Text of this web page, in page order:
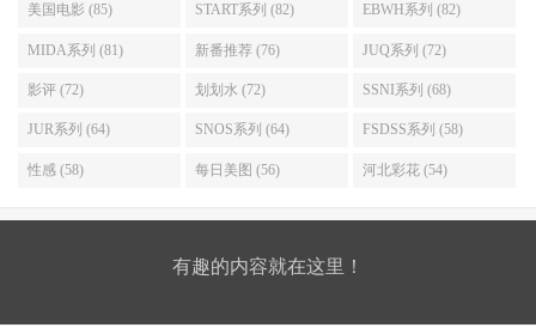
美国电影 (85) START系列 (82) EBWH系列 (82)
MIDA系列 (81) 新番推荐 (76) JUQ系列 (72)
影评 (72) 划划水 (72) SSNI系列 (68)
JUR系列 (64) SNOS系列 (64) FSDSS系列 (58)
性感 (58) 每日美图 (56) 河北彩花 (54)
有趣的内容就在这里！